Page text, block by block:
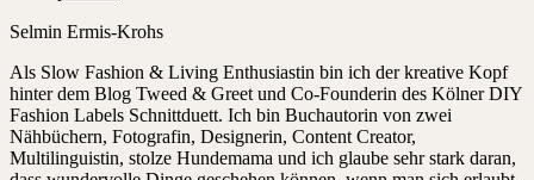
Selmin Ermis-Krohs
Als Slow Fashion & Living Enthusiastin bin ich der kreative Kopf
hinter dem Blog Tweed & Greet und Co-Founderin des Kölner DIY
Fashion Labels Schnittduett. Ich bin Buchautorin von zwei
Nähbüchern, Fotografin, Designerin, Content Creator,
Multilinguistin, stolze Hundemama und ich glaube sehr stark daran,